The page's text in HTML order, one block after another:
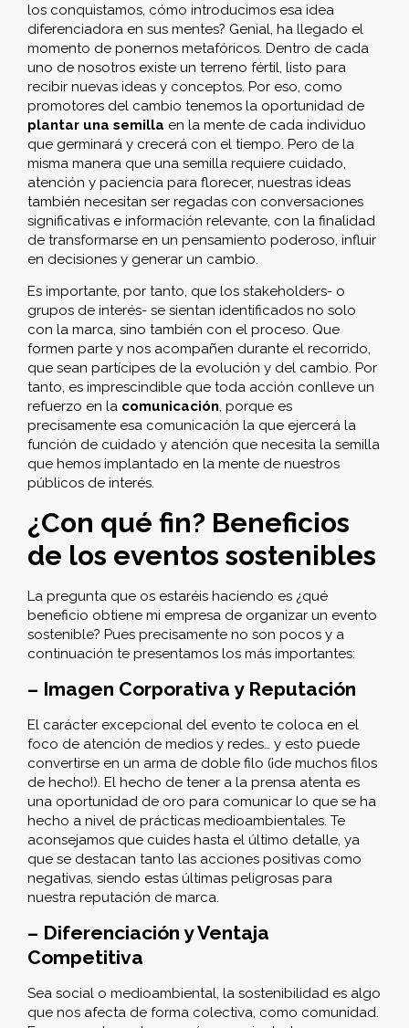
los conquistamos, cómo introducimos esa idea
diferenciadora en sus mentes? Genial, ha llegado el
momento de ponernos metafóricos. Dentro de cada
uno de nosotros existe un terreno fértil, listo para
recibir nuevas ideas y conceptos. Por eso, como
promotores del cambio tenemos la oportunidad de
plantar una semilla en la mente de cada individuo
que germinará y crecerá con el tiempo. Pero de la
misma manera que una semilla requiere cuidado,
atención y paciencia para florecer, nuestras ideas
también necesitan ser regadas con conversaciones
significativas e información relevante, con la finalidad
de transformarse en un pensamiento poderoso, influir
en decisiones y generar un cambio.
Es importante, por tanto, que los stakeholders- o
grupos de interés- se sientan identificados no solo
con la marca, sino también con el proceso. Que
formen parte y nos acompañen durante el recorrido,
que sean partícipes de la evolución y del cambio. Por
tanto, es imprescindible que toda acción conlleve un
refuerzo en la comunicación, porque es
precisamente esa comunicación la que ejercerá la
función de cuidado y atención que necesita la semilla
que hemos implantado en la mente de nuestros
públicos de interés.
¿Con qué fin? Beneficios
de los eventos sostenibles
La pregunta que os estaréis haciendo es ¿qué
beneficio obtiene mi empresa de organizar un evento
sostenible? Pues precisamente no son pocos y a
continuación te presentamos los más importantes:
– Imagen Corporativa y Reputación
El carácter excepcional del evento te coloca en el
foco de atención de medios y redes… y esto puede
convertirse en un arma de doble filo (¡de muchos filos
de hecho!). El hecho de tener a la prensa atenta es
una oportunidad de oro para comunicar lo que se ha
hecho a nivel de prácticas medioambientales. Te
aconsejamos que cuides hasta el último detalle, ya
que se destacan tanto las acciones positivas como
negativas, siendo estas últimas peligrosas para
nuestra reputación de marca.
– Diferenciación y Ventaja
Competitiva
Sea social o medioambiental, la sostenibilidad es algo
que nos afecta de forma colectiva, como comunidad.